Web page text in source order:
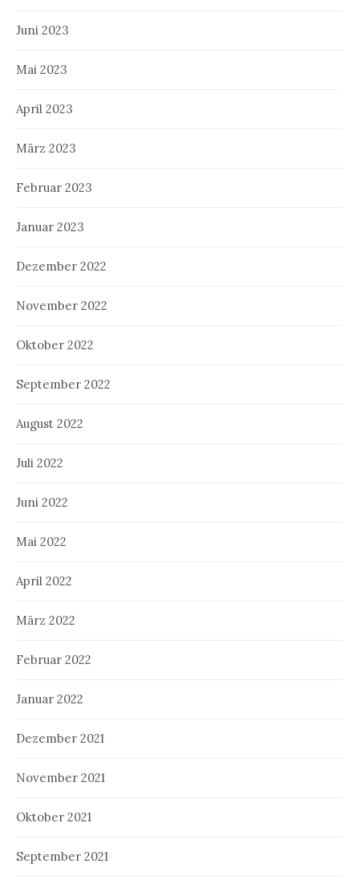
Juni 2023
Mai 2023
April 2023
März 2023
Februar 2023
Januar 2023
Dezember 2022
November 2022
Oktober 2022
September 2022
August 2022
Juli 2022
Juni 2022
Mai 2022
April 2022
März 2022
Februar 2022
Januar 2022
Dezember 2021
November 2021
Oktober 2021
September 2021